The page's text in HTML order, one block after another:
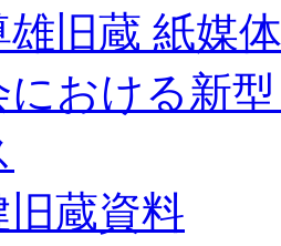
雄旧蔵 紙媒
における新
旧蔵資料